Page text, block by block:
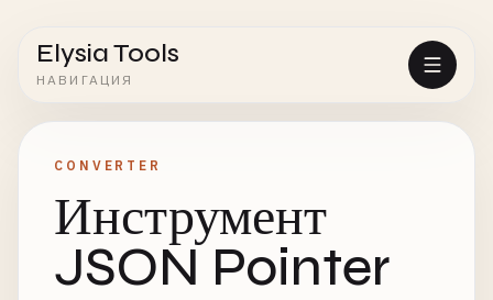
Elysia Tools
НАВИГАЦИЯ
CONVERTER
Инструмент
JSON Pointer